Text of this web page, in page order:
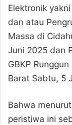
Elektronik
dan atau
Massa di
Juni 2025 dan
GBKP
Barat Sabtu, 5
Bahwa
peristiwa ini